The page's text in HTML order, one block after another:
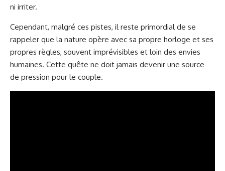
ni irriter.
Cependant, malgré ces pistes, il reste primordial de se
rappeler que la nature opère avec sa propre horloge et ses
propres règles, souvent imprévisibles et loin des envies
humaines. Cette quête ne doit jamais devenir une source
de pression pour le couple.